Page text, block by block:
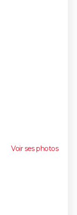
Voir ses photos